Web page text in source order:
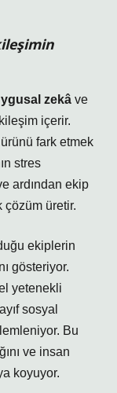
zekâ ve
içerir.
fark etmek
stres
ardından ekip
çözüm üretir.
ekiplerin
gösteriyor.
yetenekli
sosyal
Bu
ve insan
koyuyor.